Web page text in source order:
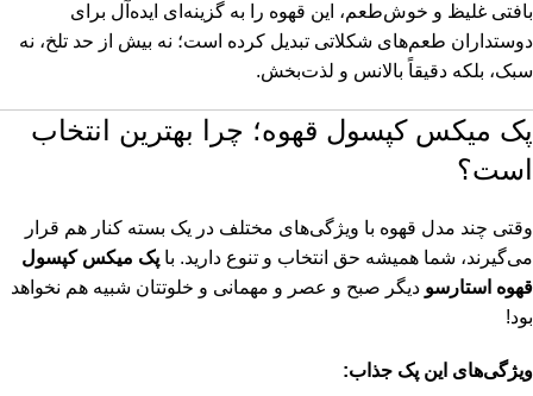
بافتی غلیظ و خوش‌طعم، این قهوه را به گزینه‌ای ایده‌آل برای
دوستداران طعم‌های شکلاتی تبدیل کرده است؛ نه بیش از حد تلخ، نه
سبک، بلکه دقیقاً بالانس و لذت‌بخش.
پک میکس کپسول قهوه؛ چرا بهترین انتخاب
است؟
وقتی چند مدل قهوه با ویژگی‌های مختلف در یک بسته کنار هم قرار
می‌گیرند، شما همیشه حق انتخاب و تنوع دارید. با پک میکس کپسول
قهوه استارسو دیگر صبح و عصر و مهمانی و خلوتتان شبیه هم نخواهد
بود!
ویژگی‌های این پک جذاب: